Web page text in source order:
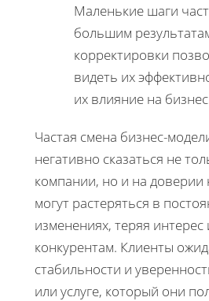
Маленькие шаги
большим
корректировки
видеть их
их влияние на
Частая смена бизнес-
негативно сказаться не
компании, но и на доверии
могут растеряться в
изменениях, теряя интерес
конкурентам. Клиенты
стабильности и
или услуге, который они